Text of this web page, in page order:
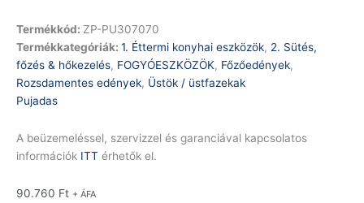
Termékkód: ZP-PU307070
Termékkategóriák: 1. Éttermi konyhai eszközök, 2. Sütés,
főzés & hőkezelés, FOGYÓESZKÖZÖK, Főzőedények,
Rozsdamentes edények, Üstök / üstfazekak
Pujadas
A beüzemeléssel, szervizzel és garanciával kapcsolatos
információk ITT érhetők el.
90.760 Ft + ÁFA